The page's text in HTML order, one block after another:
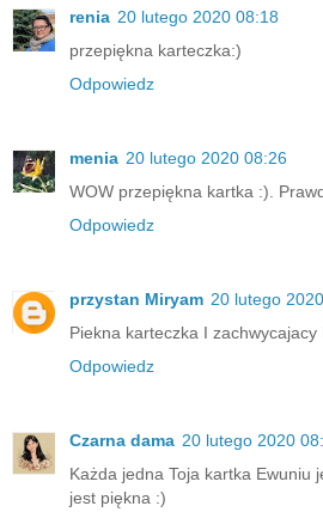
renia 20 lutego 2020 08:18
przepiękna karteczka:)
Odpowiedz
menia 20 lutego 2020 08:26
WOW przepiękna kartka :).
Odpowiedz
przystan Miryam 20 lutego
Piekna karteczka I zachwycajacy
Odpowiedz
Czarna dama 20 lutego 2020
Każda jedna Toja kartka Ewuniu
jest piękna :)